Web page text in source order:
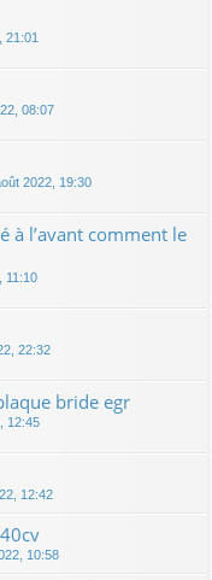
21:01
08:07
2022, 19:30
à l’avant comment le
11:10
22:32
bride egr
12:45
12:42
10:58